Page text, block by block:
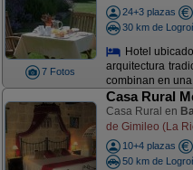
7 Fotos
24+3 plazas
30 km de
Hotel
arquitectura
combinan en
Casa Rural
Casa Rural en
de Gimileo (La
10+4 plazas
50 km de